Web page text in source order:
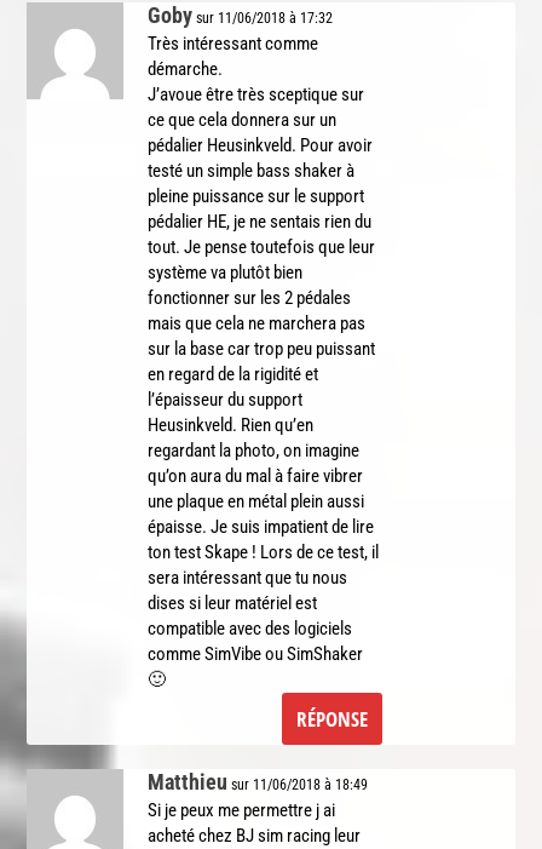
Goby sur 11/06/2018 à 17:32
Très intéressant comme
démarche.
J’avoue être très sceptique sur
ce que cela donnera sur un
pédalier Heusinkveld. Pour avoir
testé un simple bass shaker à
pleine puissance sur le support
pédalier HE, je ne sentais rien du
tout. Je pense toutefois que leur
système va plutôt bien
fonctionner sur les 2 pédales
mais que cela ne marchera pas
sur la base car trop peu puissant
en regard de la rigidité et
l’épaisseur du support
Heusinkveld. Rien qu’en
regardant la photo, on imagine
qu’on aura du mal à faire vibrer
une plaque en métal plein aussi
épaisse. Je suis impatient de lire
ton test Skape ! Lors de ce test, il
sera intéressant que tu nous
dises si leur matériel est
compatible avec des logiciels
comme SimVibe ou SimShaker
🙂
RÉPONSE
Matthieu sur 11/06/2018 à 18:49
Si je peux me permettre j ai
acheté chez BJ sim racing leur